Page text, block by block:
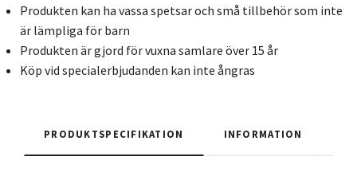
Produkten kan ha vassa spetsar och små tillbehör som inte
är lämpliga för barn
Produkten är gjord för vuxna samlare över 15 år
Köp vid specialerbjudanden kan inte ångras
PRODUKTSPECIFIKATION INFORMATION